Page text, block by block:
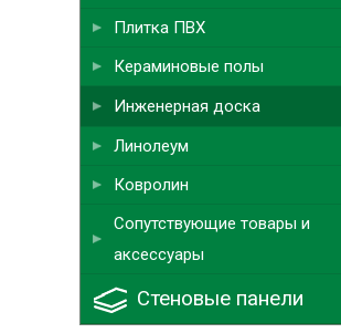
Плитка ПВХ
Кераминовые полы
Инженерная доска
Линолеум
Ковролин
Сопутствующие товары и
аксессуары
Стеновые панели